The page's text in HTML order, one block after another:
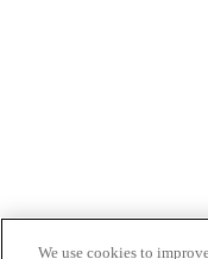
We use cookies to